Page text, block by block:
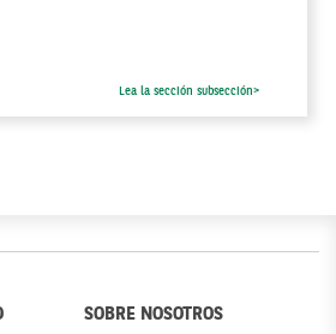
Lea la sección subsección>
SOBRE NOSOTROS